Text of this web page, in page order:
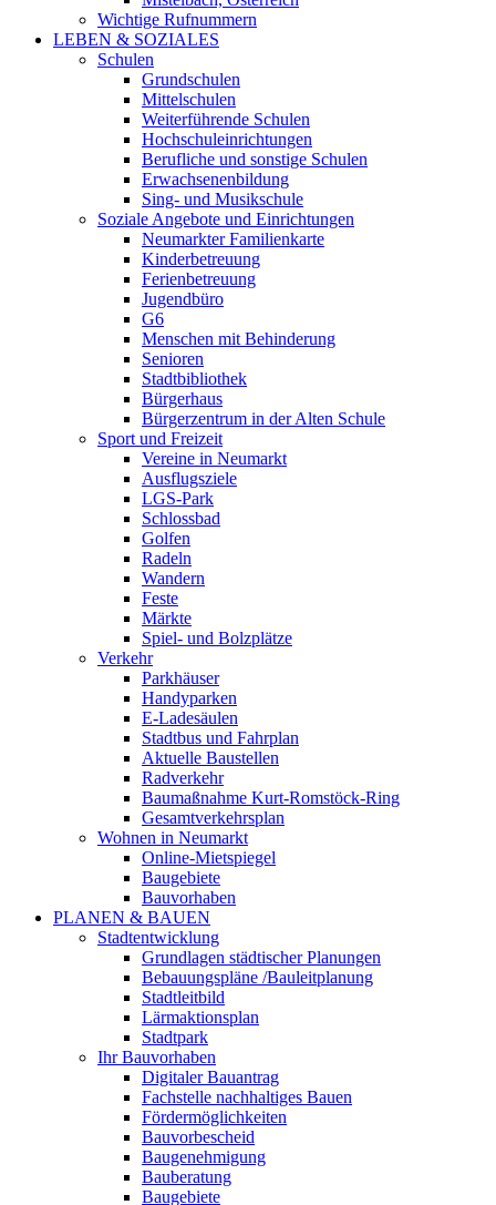
Wichtige Rufnummern
LEBEN & SOZIALES
Schulen
Grundschulen
Mittelschulen
Weiterführende Schulen
Hochschuleinrichtungen
Berufliche und sonstige Schulen
Erwachsenenbildung
Sing- und Musikschule
Soziale Angebote und Einrichtungen
Neumarkter Familienkarte
Kinderbetreuung
Ferienbetreuung
Jugendbüro
G6
Menschen mit Behinderung
Senioren
Stadtbibliothek
Bürgerhaus
Bürgerzentrum in der Alten Schule
Sport und Freizeit
Vereine in Neumarkt
Ausflugsziele
LGS-Park
Schlossbad
Golfen
Radeln
Wandern
Feste
Märkte
Spiel- und Bolzplätze
Verkehr
Parkhäuser
Handyparken
E-Ladesäulen
Stadtbus und Fahrplan
Aktuelle Baustellen
Radverkehr
Baumaßnahme Kurt-Romstöck-Ring
Gesamtverkehrsplan
Wohnen in Neumarkt
Online-Mietspiegel
Baugebiete
Bauvorhaben
PLANEN & BAUEN
Stadtentwicklung
Grundlagen städtischer Planungen
Bebauungspläne /Bauleitplanung
Stadtleitbild
Lärmaktionsplan
Stadtpark
Ihr Bauvorhaben
Digitaler Bauantrag
Fachstelle nachhaltiges Bauen
Fördermöglichkeiten
Bauvorbescheid
Baugenehmigung
Bauberatung
Baugebiete